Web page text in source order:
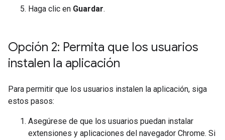
Haga clic en Guardar.
Opción 2: Permita que los usuarios
instalen la aplicación
Para permitir que los usuarios instalen la aplicación, siga
estos pasos:
Asegúrese de que los usuarios puedan instalar
extensiones y aplicaciones del navegador Chrome. Si